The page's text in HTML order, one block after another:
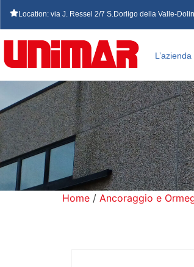
Location: via J. Ressel 2/7 S.Dorligo della Valle-
L’azienda
Home / Ancoraggio e